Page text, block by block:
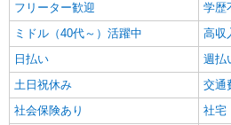
フリーター歓迎
学歴
ミドル（40代～）活躍中
高収
日払い
週払
土日祝休み
交通
社会保険あり
社宅